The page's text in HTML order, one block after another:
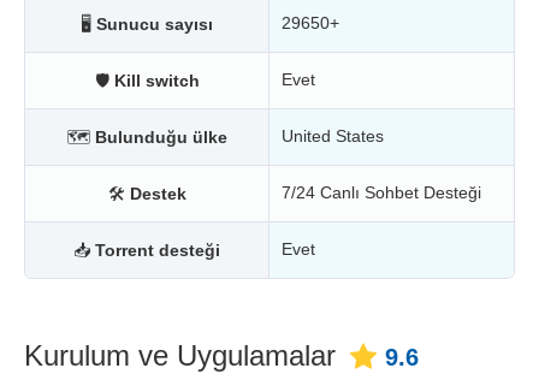
🖥 Sunucu sayısı 29650+
🛡 Kill switch Evet
🗺 Bulunduğu ülke United States
🛠 Destek 7/24 Canlı Sohbet Desteği
📥 Torrent desteği Evet
Kurulum ve Uygulamalar 9.6